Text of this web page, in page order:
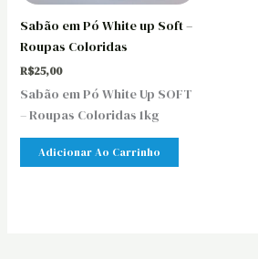
Sabão em Pó White up Soft –
Roupas Coloridas
R$25,00
Sabão em Pó White Up SOFT
– Roupas Coloridas 1kg
Adicionar Ao Carrinho